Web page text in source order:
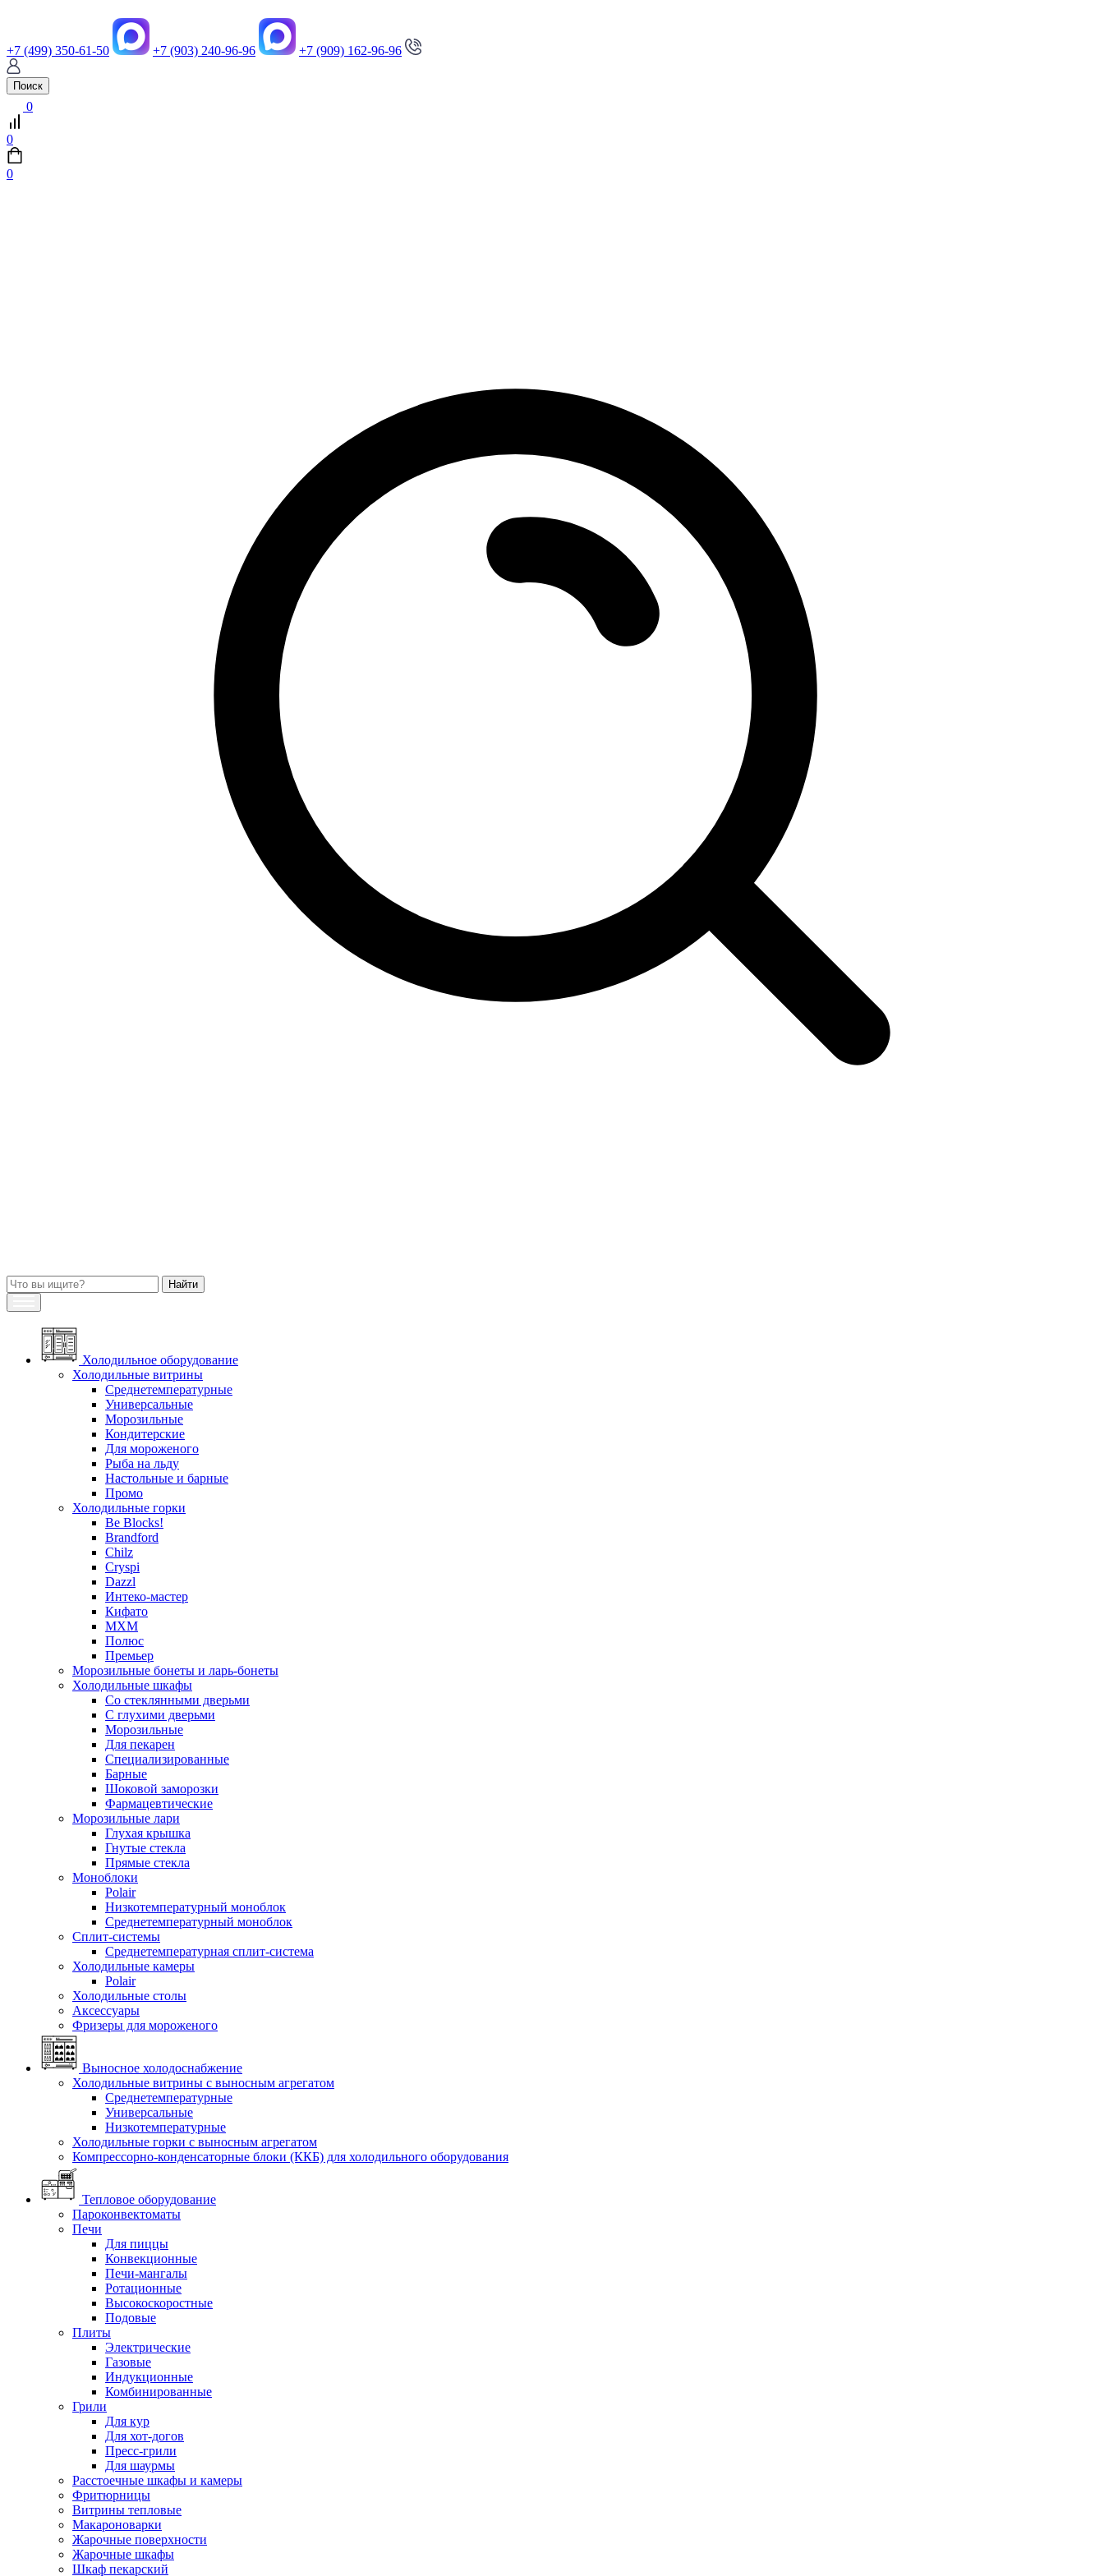
+7 (499) 350-61-50 +7 (903) 240-96-96 +7 (909) 162-96-96
Поиск
0
0
0
Холодильное оборудование
Холодильные витрины
Среднетемпературные
Универсальные
Морозильные
Кондитерские
Для мороженого
Рыба на льду
Настольные и барные
Промо
Холодильные горки
Be Blocks!
Brandford
Chilz
Cryspi
Dazzl
Интеко-мастер
Кифато
МХМ
Полюс
Премьер
Морозильные бонеты и ларь-бонеты
Холодильные шкафы
Со стеклянными дверьми
С глухими дверьми
Морозильные
Для пекарен
Специализированные
Барные
Шоковой заморозки
Фармацевтические
Морозильные лари
Глухая крышка
Гнутые стекла
Прямые стекла
Моноблоки
Polair
Низкотемпературный моноблок
Среднетемпературный моноблок
Сплит-системы
Среднетемпературная сплит-система
Холодильные камеры
Polair
Холодильные столы
Аксессуары
Фризеры для мороженого
Выносное холодоснабжение
Холодильные витрины с выносным агрегатом
Среднетемпературные
Универсальные
Низкотемпературные
Холодильные горки с выносным агрегатом
Компрессорно-конденсаторные блоки (ККБ) для холодильного оборудования
Тепловое оборудование
Пароконвектоматы
Печи
Для пиццы
Конвекционные
Печи-мангалы
Ротационные
Высокоскоростные
Подовые
Плиты
Электрические
Газовые
Индукционные
Комбинированные
Грили
Для кур
Для хот-догов
Пресс-грили
Для шаурмы
Расстоечные шкафы и камеры
Фритюрницы
Витрины тепловые
Макароноварки
Жарочные поверхности
Жарочные шкафы
Шкаф пекарский